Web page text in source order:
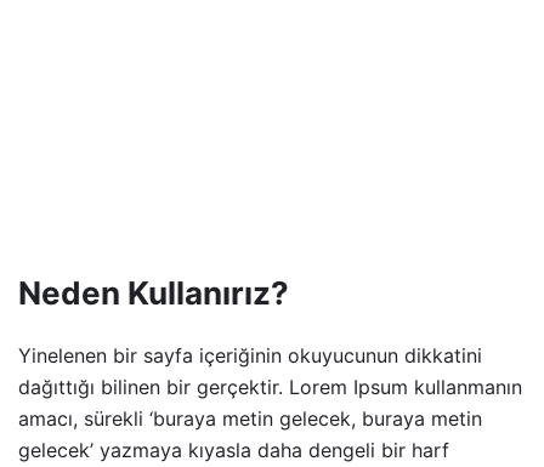
Neden Kullanırız?
Yinelenen bir sayfa içeriğinin okuyucunun dikkatini
dağıttığı bilinen bir gerçektir. Lorem Ipsum kullanmanın
amacı, sürekli ‘buraya metin gelecek, buraya metin
gelecek’ yazmaya kıyasla daha dengeli bir harf